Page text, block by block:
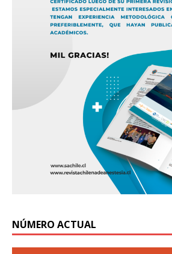
NÚMERO ACTUAL